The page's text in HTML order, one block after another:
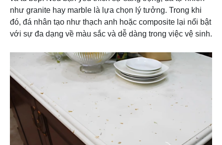
anh nhân
tạo
(quartz)
bền, chịu
lực và
chịu nhiệt
Không
thấm
nước,
bám bẩn,
dễ bảo
dưỡng.-
Đa dạng
Giá thành
cao hơn
đá khác
Giá cao
hơn đối
với loại
chất
cho
bảo
như granite hay marble là lựa chọn lý tưởng. Trong khi
đó, đá nhân tạo như thạch anh hoặc composite lại nổi bật
với sự đa dạng về màu sắc và dễ dàng trong việc vệ sinh.